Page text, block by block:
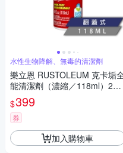
水性生物降解、無毒的清潔劑
樂立恩 RUSTOLEUM 克卡垢
能清潔劑（濃縮／118ml）291
528
$399
券
加入購物車